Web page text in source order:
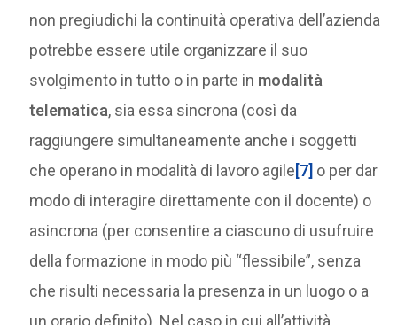
non pregiudichi la continuità operativa dell’azienda
potrebbe essere utile organizzare il suo
svolgimento in tutto o in parte in modalità
telematica, sia essa sincrona (così da
raggiungere simultaneamente anche i soggetti
che operano in modalità di lavoro agile[7] o per dar
modo di interagire direttamente con il docente) o
asincrona (per consentire a ciascuno di usufruire
della formazione in modo più “flessibile”, senza
che risulti necessaria la presenza in un luogo o a
un orario definito). Nel caso in cui all’attività